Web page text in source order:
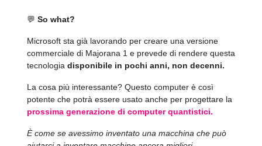
💬 So what?
Microsoft sta già lavorando per creare una versione
commerciale di Majorana 1 e prevede di rendere questa
tecnologia disponibile in pochi anni, non decenni.
La cosa più interessante? Questo computer è così
potente che potrà essere usato anche per progettare la
prossima generazione di computer quantistici.
È come se avessimo inventato una macchina che può